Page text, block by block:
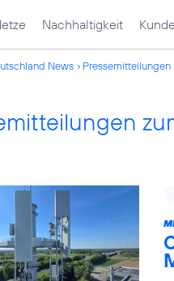
Nachhaltigkeit
News Pressemitteilungen